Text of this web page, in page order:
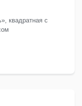
квадратная с